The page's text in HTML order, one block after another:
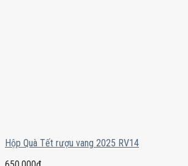
Hộp Quà Tết rượu vang 2025 RV14